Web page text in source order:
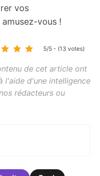
vos
vous !
5/5 - (13 votes)